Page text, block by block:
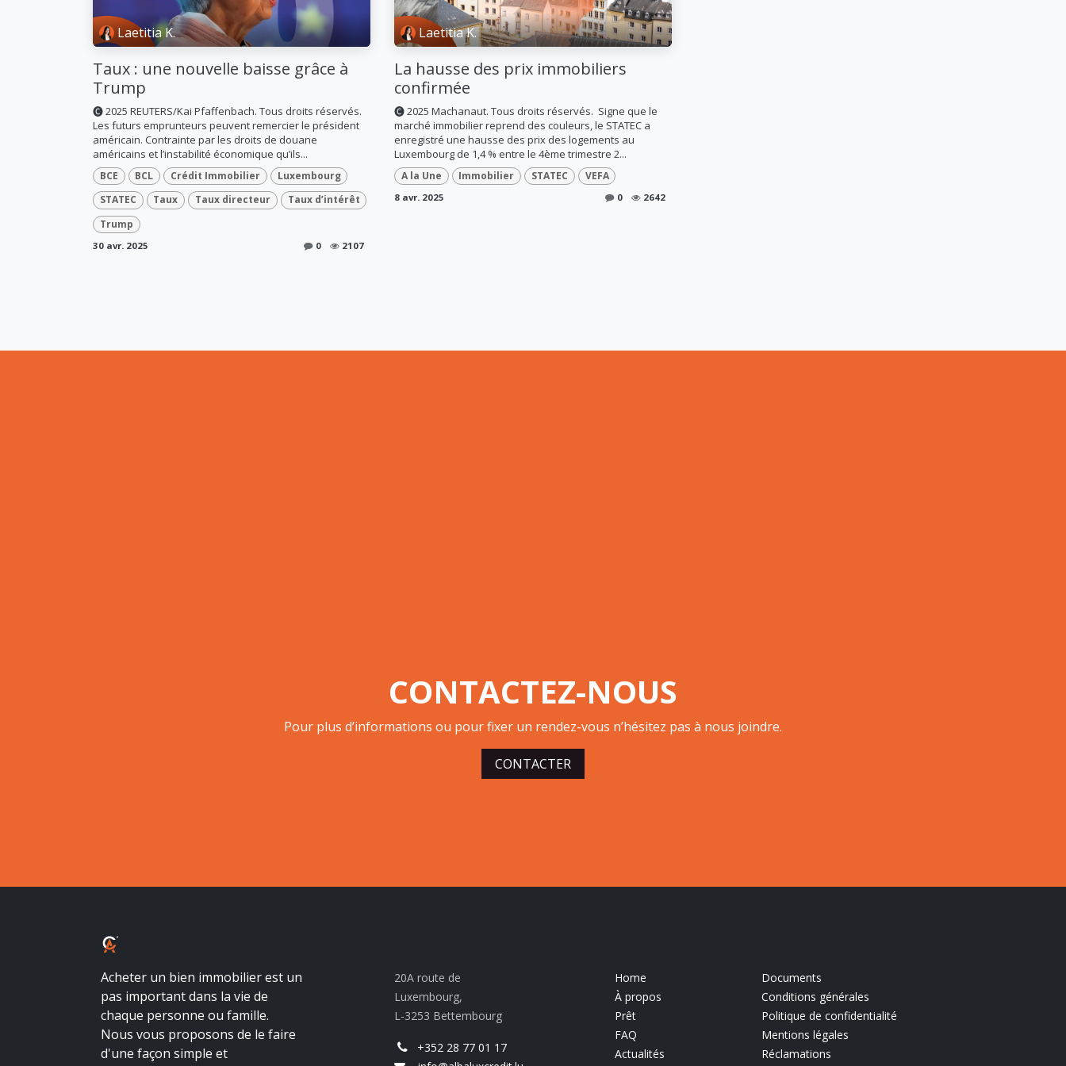
Laetitia K.
Taux : une nouvelle baisse grâce à
Trump
🅒 2025 REUTERS/Kai Pfaffenbach. Tous droits réservés.
Les futurs emprunteurs peuvent remercier le président
américain. Contrainte par les droits de douane
américains et l’instabilité économique qu’ils...
BCE BCL Crédit Immobilier
Luxembourg
STATEC
Taux Taux directeur
Taux d’intérêt
Trump
30 avr. 2025 0 2107
Laetitia K.
La hausse des prix immobiliers
confirmée
🅒 2025 Machanaut. Tous droits réservés. ​ Signe que le
marché immobilier reprend des couleurs, le STATEC a
enregistré une hausse des prix des logements au
Luxembourg de 1,4 % entre le 4ème trimestre 2...
A la Une Immobilier STATEC VEFA
8 avr. 2025 0 2642
CONTACTEZ-NOUS
Pour plus d’informations ou pour fixer un rendez-vous n’hésitez pas à nous joindre.
CONTACTER
Acheter un bien immobilier est un
pas important dans la vie de
chaque personne ou famille.
Nous vous proposons de le faire
d'une façon simple et
20A route de
Luxembourg,
L-3253 Bettembourg
+352 28 77 01 17
Home
À propos
Prêt
FAQ
Actualités
Documents
Conditions générales
Politique de confidentialité
Mentions légales
Réclamations